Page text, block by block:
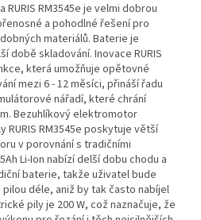
RM3545e je velmi dobrou
a pohodlné řešení pro
materiálů. Baterie je
době skladování. Inovace RURIS
která umožňuje opětovné
mezi 6 - 12 měsíci, přináší řadu
nářadí, které chrání
Bezuhlíkový elektromotor
RM3545e poskytuje větší
v porovnání s tradičními
Li-Ion nabízí delší dobu chodu a
baterie, takže uživatel bude
déle, aniž by tak často nabíjel
pily je 200 W, což naznačuje, že